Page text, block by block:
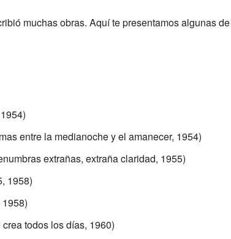
muchas obras. Aquí te presentamos algunas
entre la medianoche y el amanecer, 1954)
extrañas, extraña claridad, 1955)
1958)
todos los días, 1960)